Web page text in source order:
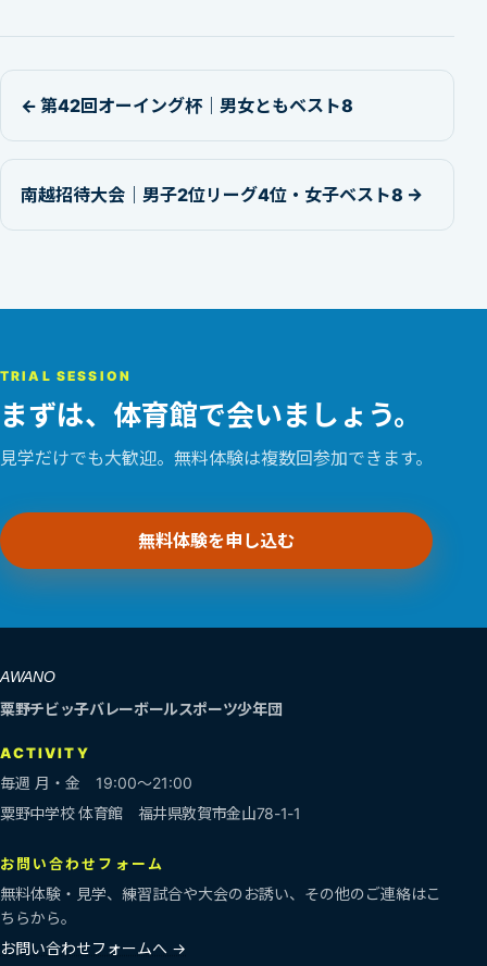
← 第42回オーイング杯｜男女ともベスト8
南越招待大会｜男子2位リーグ4位・女子ベスト8 →
TRIAL SESSION
まずは、体育館で会いましょう。
見学だけでも大歓迎。無料体験は複数回参加できます。
無料体験を申し込む
AWANO
粟野チビッ子バレーボールスポーツ少年団
ACTIVITY
毎週 月・金 19:00〜21:00
粟野中学校 体育館 福井県敦賀市金山78-1-1
お問い合わせフォーム
無料体験・見学、練習試合や大会のお誘い、その他のご連絡はこ
ちらから。
お問い合わせフォームへ →